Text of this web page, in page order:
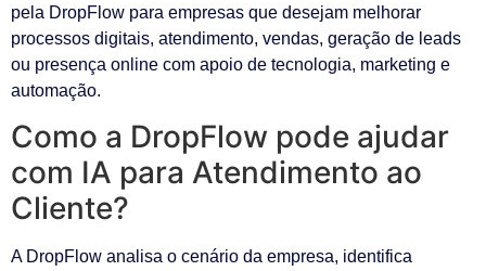
pela DropFlow para empresas que desejam melhorar
processos digitais, atendimento, vendas, geração de leads
ou presença online com apoio de tecnologia, marketing e
automação.
Como a DropFlow pode ajudar
com IA para Atendimento ao
Cliente?
A DropFlow analisa o cenário da empresa, identifica